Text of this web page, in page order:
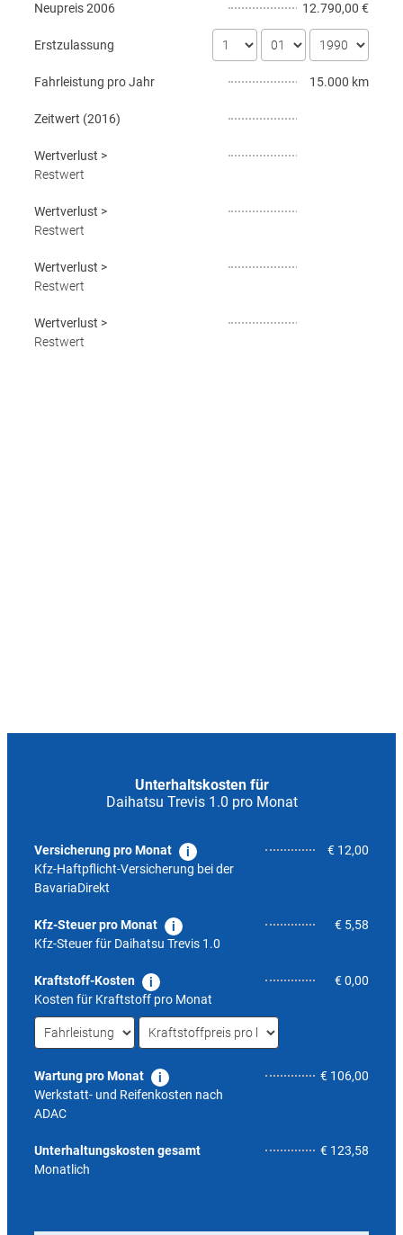
Neupreis2006 12.790,00 €
Erstzulassung
Fahrleistung pro Jahr 15.000 km
Zeitwert (2016)
Wertverlust >
Restwert
Wertverlust >
Restwert
Wertverlust >
Restwert
Wertverlust >
Restwert
Unterhaltskosten für
Daihatsu Trevis 1.0 pro Monat
Versicherung pro Monat
Kfz-Haftpflicht-Versicherung bei der
BavariaDirekt
€ 12,00
Kfz-Steuer pro Monat
Kfz-Steuer für Daihatsu Trevis 1.0
€ 5,58
Kraftstoff-Kosten
Kosten für Kraftstoff pro Monat
€ 0,00
Wartung pro Monat
Werkstatt- und Reifenkosten nach
ADAC
€ 106,00
Unterhaltungskosten gesamt
Monatlich
€ 123,58